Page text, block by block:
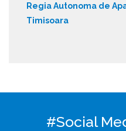
Regia Autonoma de
Timisoara
#Social